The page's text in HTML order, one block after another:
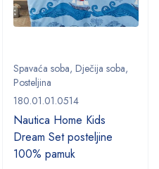
Spavaća soba, Dječija soba,
Posteljina
180.01.01.0514
Nautica Home Kids
Dream Set posteljine
100% pamuk